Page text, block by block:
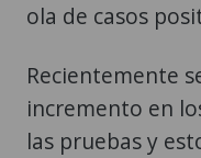
ola de casos
Recientemente
incremento en
las pruebas y